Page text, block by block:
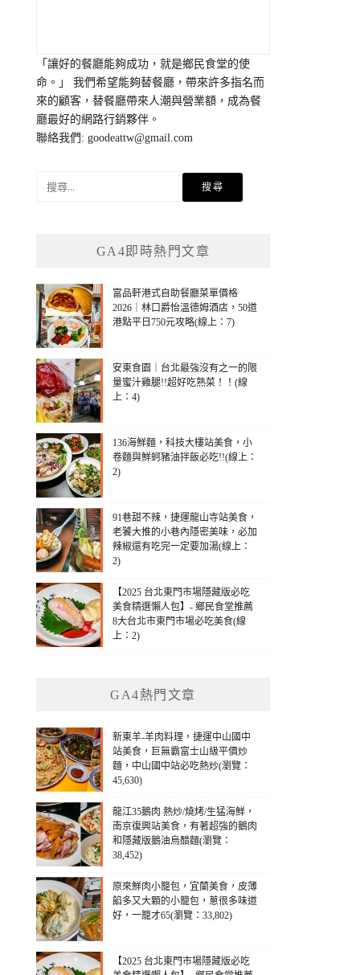
「讓好的餐廳能夠成功，就是鄉民食堂的使
命。」 我們希望能夠替餐廳，帶來許多指名而
來的顧客，替餐廳帶來人潮與營業額，成為餐
廳最好的網路行銷夥伴。
聯絡我們:goodeattw@gmail.com
GA4即時熱門文章
富品軒港式自助餐廳菜單價格
2026｜林口爵怡溫德姆酒店，50道
港點平日750元攻略(線上：7)
安東食園｜台北最強沒有之一的限
量蜜汁雞腿!!超好吃熟菜！！(線
上：4)
136海鮮麵，科技大樓站美食，小
卷麵與鮮蚵豬油拌飯必吃!!(線上：
2)
91巷甜不辣，捷運龍山寺站美食，
老饕大推的小巷內隱密美味，必加
辣椒還有吃完一定要加湯(線上：
2)
【2025 台北東門市場隱藏版必吃
美食精選懶人包】- 鄉民食堂推薦
8大台北市東門市場必吃美食(線
上：2)
GA4熱門文章
新東羊-羊肉料理，捷運中山國中
站美食，巨無霸富士山級平價炒
麵，中山國中站必吃熱炒(瀏覽：
45,630)
龍江35鵝肉 熱炒/燒烤/生猛海鮮，
南京復興站美食，有著超強的鵝肉
和隱藏版鵝油烏醋麵(瀏覽：
38,452)
原來鮮肉小籠包，宜蘭美食，皮薄
餡多又大顆的小籠包，蔥很多味道
好，一籠才65(瀏覽：33,802)
【2025 台北東門市場隱藏版必吃